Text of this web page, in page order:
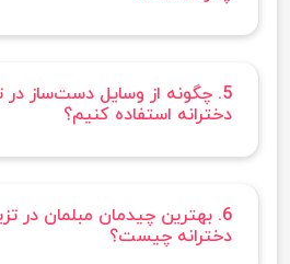
5. چگونه از وسایل دست‌ساز در
دخترانه استفاده کنیم؟
6. بهترین چیدمان مبلمان در
دخترانه چیست؟